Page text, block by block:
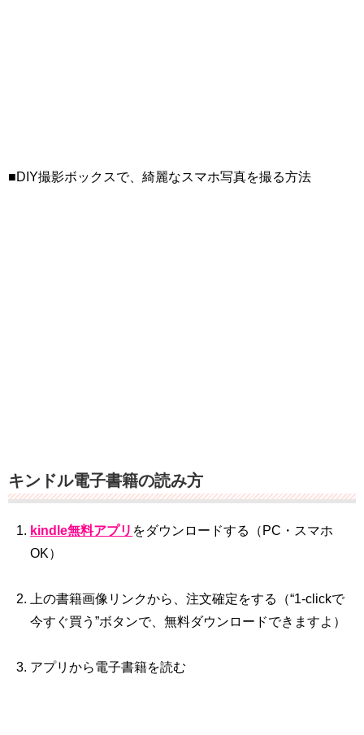
■DIY撮影ボックスで、綺麗なスマホ写真を撮る方法
キンドル電子書籍の読み方
kindle無料アプリ をダウンロードする（PC・スマホ
OK）
上の書籍画像リンクから、注文確定をする（“1‐clickで
今すぐ買う”ボタンで、無料ダウンロードできますよ）
アプリから電子書籍を読む